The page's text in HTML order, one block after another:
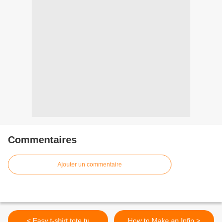
Commentaires
Ajouter un commentaire